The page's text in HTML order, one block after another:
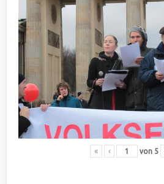
« ‹ von 5